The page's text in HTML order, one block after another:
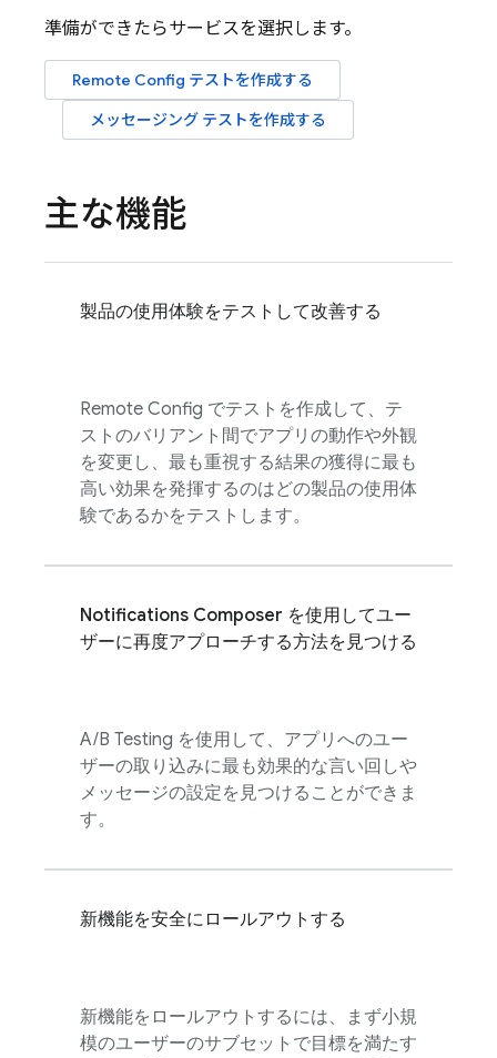
準備ができたらサービスを選択します。
Remote Config テストを作成する
メッセージング テストを作成する
主な機能
製品の使用体験をテストして改善する
Remote Config でテストを作成して、テ
ストのバリアント間でアプリの動作や外観
を変更し、最も重視する結果の獲得に最も
高い効果を発揮するのはどの製品の使用体
験であるかをテストします。
Notifications Composer を使用してユー
ザーに再度アプローチする方法を見つける
A/B Testing を使用して、アプリへのユー
ザーの取り込みに最も効果的な言い回しや
メッセージの設定を見つけることができま
す。
新機能を安全にロールアウトする
新機能をロールアウトするには、まず小規
模のユーザーのサブセットで目標を満たす